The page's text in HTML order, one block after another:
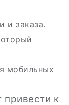
и заказа.
мобильных
привести к